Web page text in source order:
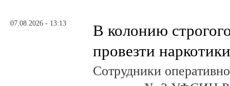
07.08.2026 - 13:13
В колонию
провезти наркотики
Сотрудники